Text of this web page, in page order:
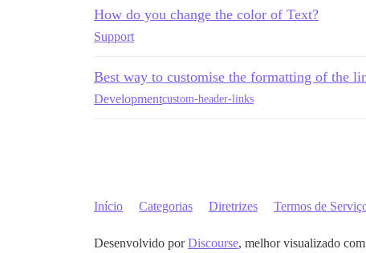
How do you change the color of Text?
Support
Best way to customise the formatting of the
Developmentcustom-header-links
Início Categorias Diretrizes Termos de
Desenvolvido porDiscourse, melhor visualizado